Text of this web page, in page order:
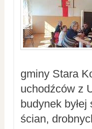
gminy Stara
uchodźców z
budynek
ścian,